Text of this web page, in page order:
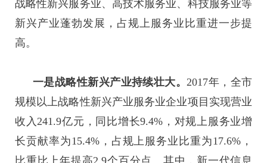
战略性新兴服务业、高技术服务业、科技服务业等
新兴产业蓬勃发展，占规上服务业比重进一步提
高。
一是战略性新兴产业持续壮大。 2017年，全市
规模以上战略性新兴产业服务业企业项目实现营业
收入241.9亿元，同比增长9.4%，对规上服务业增
长贡献率为15.4%，占规上服务业比重为17.6%，
比重比上年提高2.9个百分点。其中，新一代信息